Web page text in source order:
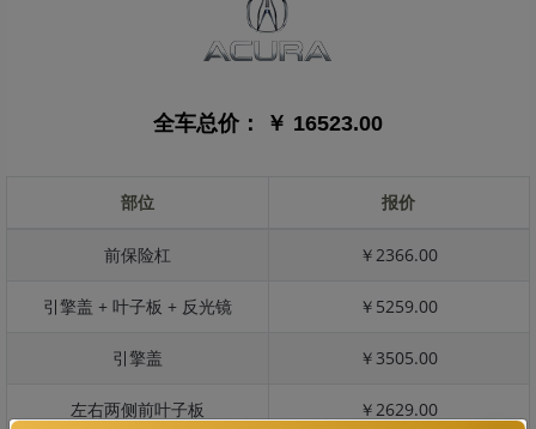
全车总价： ￥ 16523.00
部位 报价
前保险杠 ￥2366.00
引擎盖 + 叶子板 + 反光镜 ￥5259.00
引擎盖 ￥3505.00
左右两侧前叶子板 ￥2629.00